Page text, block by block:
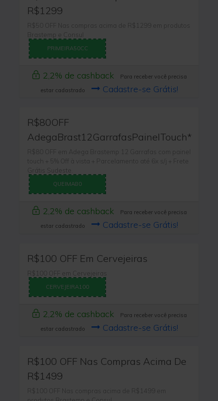
R$1299
R$50 OFF Nas compras acima de R$1299 em produtos
Brastemp e Consul
PRIMEIRA50CC
2,2% de cashback
Para receber você precisa
estar cadastrado
Cadastre-se Grátis!
R$80OFF
AdegaBrast12GarrafasPainelTouch*
R$80 OFF em Adega Brastemp 12 Garrafas com painel
touch + 5% Off à vista + Parcelamento até 6x s/j + Frete
Grátis Sudeste.
QUEIMA80
2,2% de cashback
Para receber você precisa
estar cadastrado
Cadastre-se Grátis!
R$100 OFF Em Cervejeiras
R$100 OFF em Cervejeiras
CERVEJEIRA100
2,2% de cashback
Para receber você precisa
estar cadastrado
Cadastre-se Grátis!
R$100 OFF Nas Compras Acima De
R$1499
R$100 OFF Nas compras acima de R$1499 em